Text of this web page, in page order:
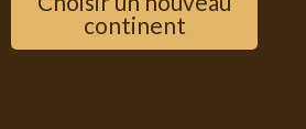
continent